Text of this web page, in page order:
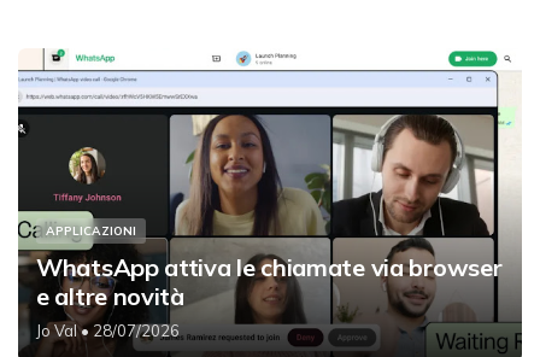
APPLICAZIONI
WhatsApp attiva le chiamate via browser
e altre novità
Jo Val• 28/07/2026